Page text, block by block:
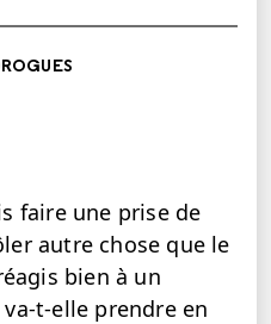
faire une prise de
autre chose que le
bien à un
va-t-elle prendre en